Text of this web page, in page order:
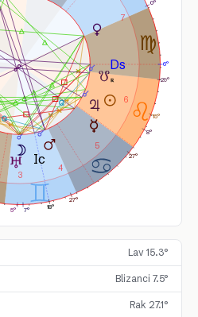
3
4
5
6
7
15°
7°
27°
0°
27°
8°
5°
6°
18°
29°
Lav 15.3°
Blizanci 7.5°
Rak 27.1°